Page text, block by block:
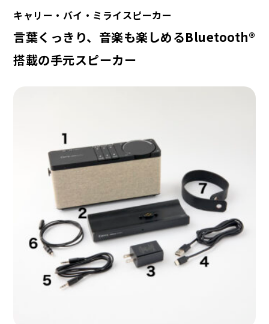
キャリー・バイ・ミライスピーカー
言葉くっきり、音楽も楽しめるBluetooth®︎
搭載の手元スピーカー